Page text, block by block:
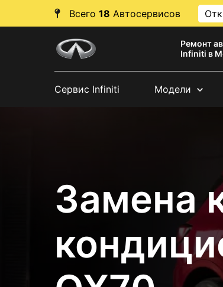
Всего 18 Автосервисов
Ремонт
Infiniti в
Сервис Infiniti Модели
Замена